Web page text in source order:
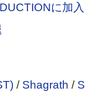
に加入
/ Shagrath / S